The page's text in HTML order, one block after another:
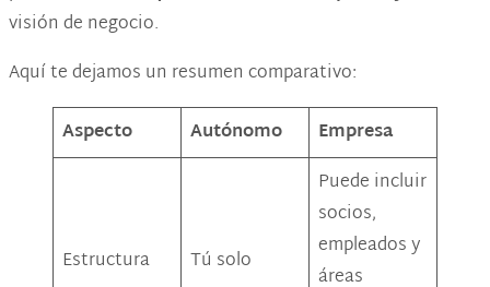
visión de negocio.
Aquí te dejamos un resumen comparativo:
Aspecto
Autónomo Empresa
Estructura Tú solo
Puede incluir
socios,
empleados y
áreas